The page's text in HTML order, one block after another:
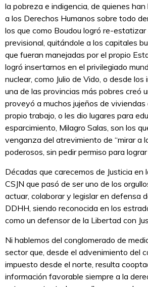
la pobreza e indigencia, de quienes
a los Derechos Humanos sobre todo
los que como Boudou logró re-estatizar
previsional, quitándole a los capitales
que fueran manejadas por el propio
logró insertarnos en el privilegiado
nuclear, como Julio de Vido, o desde los
una de las provincias más pobres creó
proveyó a muchos jujeños de
propio trabajo, o les dio lugares para
esparcimiento, Milagro Salas, son los
venganza del atrevimiento de “mirar a
poderosos, sin pedir permiso para
Décadas que carecemos de Justicia en
CSJN que pasó de ser uno de los
actuar, colaborar y legislar en defensa
DDHH, siendo reconocida en los
como un defensor de la Libertad con
Ni hablemos del conglomerado de
sector que, desde el advenimiento del
impuesto desde el norte, resulta
información favorable siempre a la